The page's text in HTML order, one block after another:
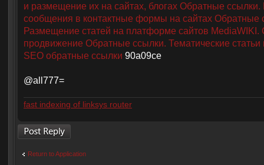
и размещение их на сайтах, блогах Обратные
сообщения в контактные формы на сайтах Обратные
Размещение статей на платформе сайтов MediaWIKI.
продвижение Обратные ссылки. Тематические статьи
SEO обратные ссылки 90a09ce
@all777=
fast indexing of linksys router
Post a reply
Return to Application